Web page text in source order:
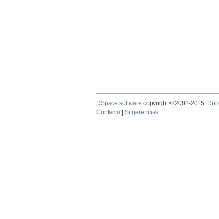
DSpace software copyright © 2002-2015
Contacto
Sugerencias